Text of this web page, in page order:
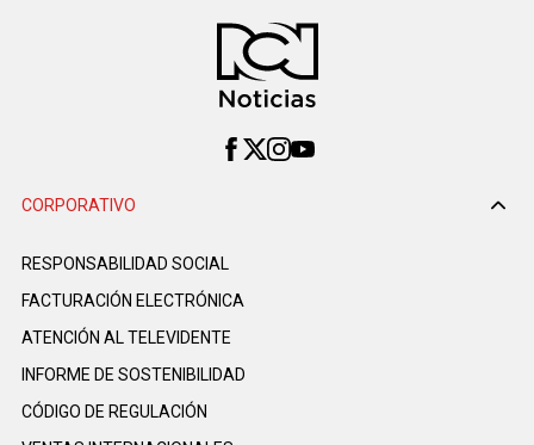
CORPORATIVO
RESPONSABILIDAD SOCIAL
FACTURACIÓN ELECTRÓNICA
ATENCIÓN AL TELEVIDENTE
INFORME DE SOSTENIBILIDAD
CÓDIGO DE REGULACIÓN